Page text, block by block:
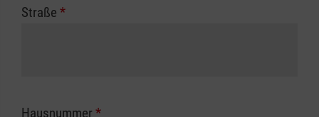
Straße *
Hausnummer *